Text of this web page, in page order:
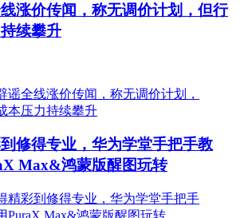
涨价传闻，称无调价计划，但行
续攀升
修得专业，华为学堂手把手教
Max&鸿蒙版醒图玩转